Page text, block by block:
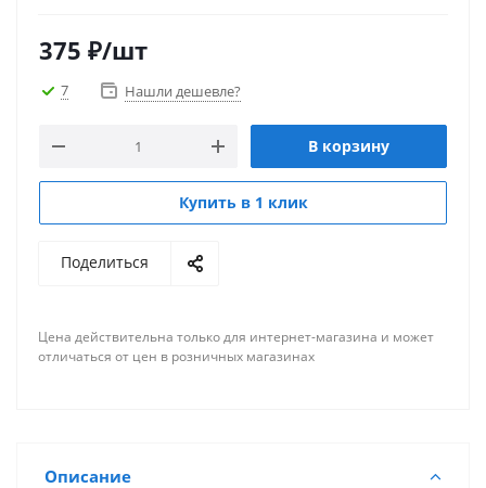
375 ₽/шт
7 Нашли дешевле?
В корзину
Купить в 1 клик
Поделиться
Цена действительна только для интернет-магазина и может
отличаться от цен в розничных магазинах
Описание